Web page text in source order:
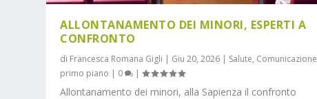
ALLONTANAMENTO DEI MINORI, ESPERTI A
CONFRONTO
di Francesca Romana Gigli | Giu 20, 2026 | Salute, Comunicazione
primo piano | 0 |
Allontanamento dei minori, alla Sapienza il confronto